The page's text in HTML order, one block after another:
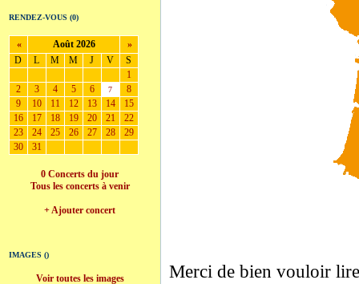
RENDEZ-VOUS (0)
« Août 2026
»
D
L M M J V
S
1
2
3 4 5 6 7
8
9
10 11 12 13 14
15
16
17 18 19 20 21
22
23
24 25 26 27 28
29
30
31
0 Concerts du jour
Tous les concerts à venir
+ Ajouter concert
IMAGES ()
Voir toutes les images
Merci de bien vouloir